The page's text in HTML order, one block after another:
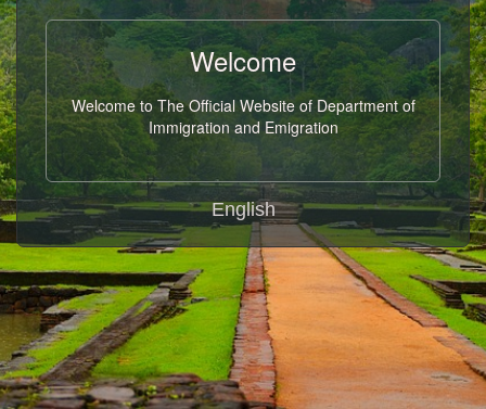
Welcome
Welcome to The Official Website of Department of
Immigration and Emigration
English